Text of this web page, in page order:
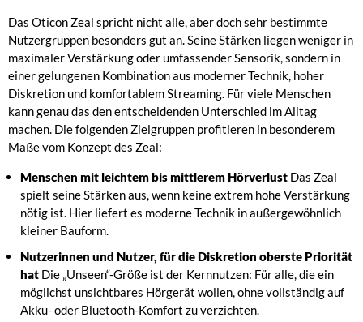
Das Oticon Zeal spricht nicht alle, aber doch sehr bestimmte
Nutzergruppen besonders gut an. Seine Stärken liegen weniger in
maximaler Verstärkung oder umfassender Sensorik, sondern in
einer gelungenen Kombination aus moderner Technik, hoher
Diskretion und komfortablem Streaming. Für viele Menschen
kann genau das den entscheidenden Unterschied im Alltag
machen. Die folgenden Zielgruppen profitieren in besonderem
Maße vom Konzept des Zeal:
Menschen mit leichtem bis mittlerem Hörverlust Das Zeal
spielt seine Stärken aus, wenn keine extrem hohe Verstärkung
nötig ist. Hier liefert es moderne Technik in außergewöhnlich
kleiner Bauform.
Nutzerinnen und Nutzer, für die Diskretion oberste Priorität
hat Die „Unseen“-Größe ist der Kernnutzen: Für alle, die ein
möglichst unsichtbares Hörgerät wollen, ohne vollständig auf
Akku- oder Bluetooth-Komfort zu verzichten.